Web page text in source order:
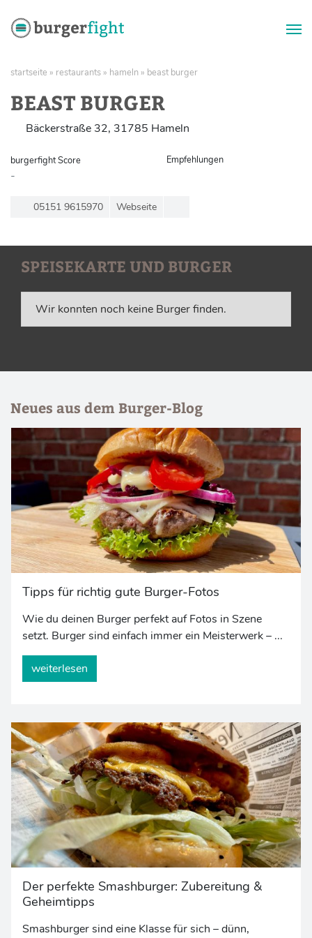
Inhalt
springen
startseite » restaurants » hameln » beast burger
BEAST BURGER
Bäckerstraße 32, 31785 Hameln
burgerfight Score
-
Empfehlungen
05151 9615970 Webseite
SPEISEKARTE UND BURGER
Wir konnten noch keine Burger finden.
Neues aus dem Burger-Blog
Tipps für richtig gute Burger-Fotos
Wie du deinen Burger perfekt auf Fotos in Szene
setzt. Burger sind einfach immer ein Meisterwerk – ...
weiterlesen
Der perfekte Smashburger: Zubereitung &
Geheimtipps
Smashburger sind eine Klasse für sich – dünn,